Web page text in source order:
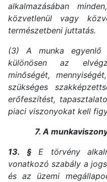
alkalmazásában
közvetlenül vagy
természetbeni juttatás.
(3) A munka egyenlő
különösen az
minőségét,
szükséges
erőfeszítést,
piaci viszonyokat kell
7. A
13. §E törvény
vonatkozó szabály a
és az üzemi